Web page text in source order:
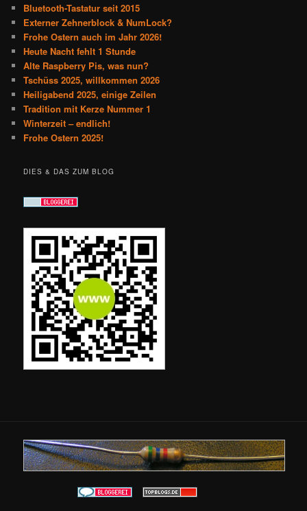
Bluetooth-Tastatur seit 2015
Externer Zehnerblock & NumLock?
Frohe Ostern auch im Jahr 2026!
Heute Nacht fehlt 1 Stunde
Alte Raspberry Pis, was nun?
Tschüss 2025, willkommen 2026
Heiligabend 2025, einige Zeilen
Tradition mit Kerze Nummer 1
Winterzeit – endlich!
Frohe Ostern 2025!
DIES & DAS ZUM BLOG